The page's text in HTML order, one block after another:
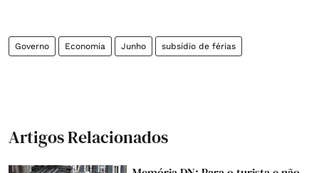
Governo Economia Junho subsídio de férias
Artigos Relacionados